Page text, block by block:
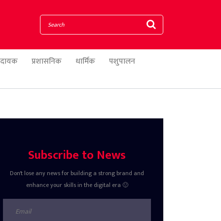
प्रशासनिक धार्मिक
पशुपालन
Subscribe to News
Don't lose any news for building a strong brand and
enhance your skills in the digital era 🙂